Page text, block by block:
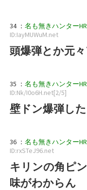
34 ： 名も無きハンター
ID:IayMUWuM.net
頭爆弾とか元
35 ： 名も無きハンター
ID:Nk/I0o6H.net[2/5]
壁ドン爆弾し
36 ： 名も無きハンター
ID:rxSTeJ96.net
キリンの角ピ
味がわからん